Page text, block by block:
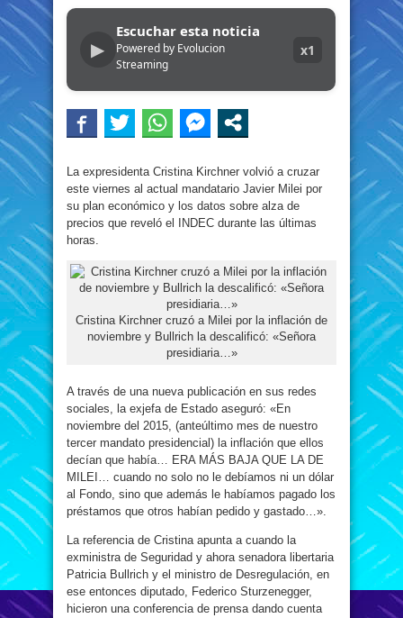
▶
Escuchar esta noticia
Powered by Evolucion
Streaming
x1
La expresidenta Cristina Kirchner volvió a cruzar
este viernes al actual mandatario Javier Milei por
su plan económico y los datos sobre alza de
precios que reveló el INDEC durante las últimas
horas.
Cristina Kirchner cruzó a Milei por la inflación de
noviembre y Bullrich la descalificó: «Señora
presidiaria…»
A través de una nueva publicación en sus redes
sociales, la exjefa de Estado aseguró: «En
noviembre del 2015, (anteúltimo mes de nuestro
tercer mandato presidencial) la inflación que ellos
decían que había… ERA MÁS BAJA QUE LA DE
MILEI… cuando no solo no le debíamos ni un dólar
al Fondo, sino que además le habíamos pagado los
préstamos que otros habían pedido y gastado…».
La referencia de Cristina apunta a cuando la
exministra de Seguridad y ahora senadora libertaria
Patricia Bullrich y el ministro de Desregulación, en
ese entonces diputado, Federico Sturzenegger,
hicieron una conferencia de prensa dando cuenta